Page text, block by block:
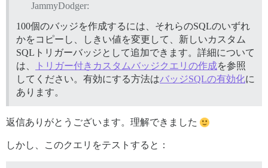
JammyDodger:
100個のバッジを作成するには、それらのSQLのいずれ
かをコピーし、しきい値を変更して、新しいカスタム
SQLトリガーバッジとして追加できます。詳細について
は、
トリガー付きカスタムバッジクエリの作成を参照
してください。有効にする方法はバッジSQLの有効化に
あります。
返信ありがとうございます。理解できました
しかし、このクエリをテストすると：